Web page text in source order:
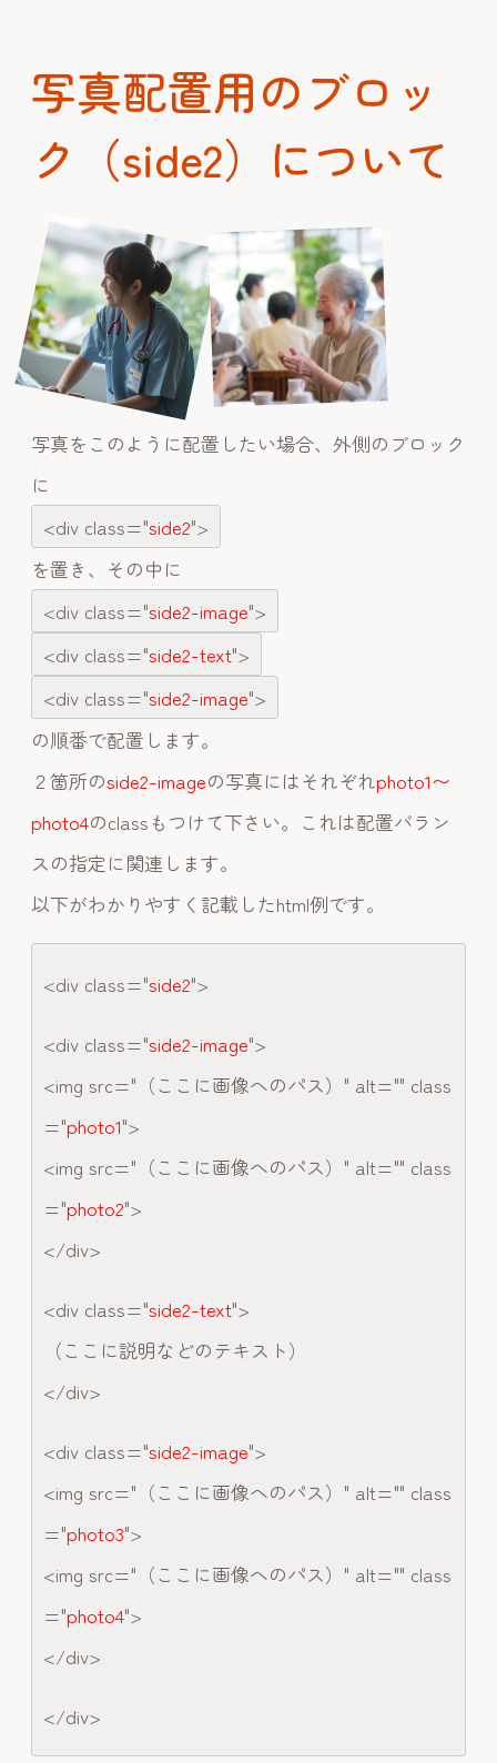
写真配置用のブロッ
ク（side2）について
写真をこのように配置したい場合、外側のブロック
に
<div class="side2">
を置き、その中に
<div class="side2-image">
<div class="side2-text">
<div class="side2-image">
の順番で配置します。
２箇所のside2-imageの写真にはそれぞれphoto1〜
photo4のclassもつけて下さい。これは配置バラン
スの指定に関連します。
以下がわかりやすく記載したhtml例です。
<div class="side2">
<div class="side2-image">
<img src="（ここに画像へのパス）" alt="" class
="photo1">
<img src="（ここに画像へのパス）" alt="" class
="photo2">
</div>
<div class="side2-text">
（ここに説明などのテキスト）
</div>
<div class="side2-image">
<img src="（ここに画像へのパス）" alt="" class
="photo3">
<img src="（ここに画像へのパス）" alt="" class
="photo4">
</div>
</div>